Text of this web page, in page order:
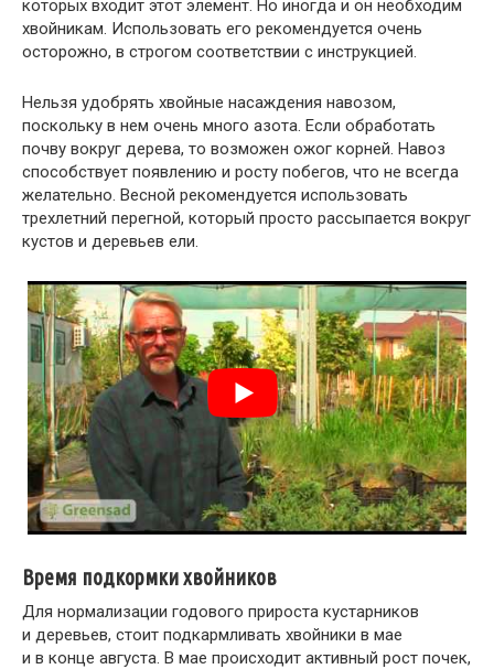
которых входит этот элемент. Но иногда и он необходим
хвойникам. Использовать его рекомендуется очень
осторожно, в строгом соответствии с инструкцией.
Нельзя удобрять хвойные насаждения навозом,
поскольку в нем очень много азота. Если обработать
почву вокруг дерева, то возможен ожог корней. Навоз
способствует появлению и росту побегов, что не всегда
желательно. Весной рекомендуется использовать
трехлетний перегной, который просто рассыпается вокруг
кустов и деревьев ели.
Время подкормки хвойников
Для нормализации годового прироста кустарников
и деревьев, стоит подкармливать хвойники в мае
и в конце августа. В мае происходит активный рост почек,